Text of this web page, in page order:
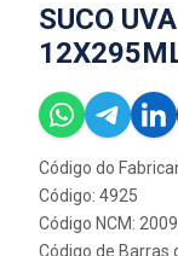
SUCO
Código do
Código: 4925
Código NCM:
Código de Barras